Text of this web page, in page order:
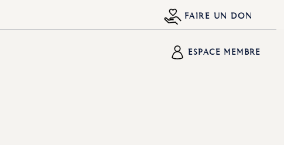
FAIRE UN DON
ESPACE MEMBRE